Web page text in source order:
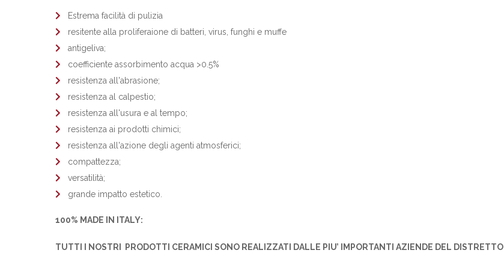
Estrema facilità di pulizia
resitente alla proliferaione di batteri, virus, funghi e muffe
antigeliva;
coefficiente assorbimento acqua >0.5%
resistenza all'abrasione;
resistenza al calpestio;
resistenza all'usura e al tempo;
resistenza ai prodotti chimici;
resistenza all'azione degli agenti atmosferici;
compattezza;
versatilità;
grande impatto estetico.
100% MADE IN ITALY:
TUTTI I NOSTRI PRODOTTI CERAMICI SONO REALIZZATI DALLE PIU’ IMPORTANTI AZIENDE DEL DISTRETTO